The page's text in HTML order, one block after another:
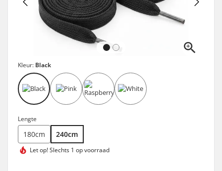
Kleur: Black
Lengte
180cm 240cm
Let op!Slechts 1 op voorraad